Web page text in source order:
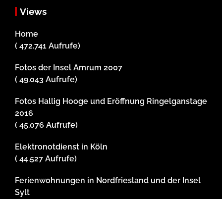
Views
Home
( 472.741 Aufrufe)
Fotos der Insel Amrum 2007
( 49.043 Aufrufe)
Fotos Hallig Hooge und Eröffnung Ringelganstage
2016
( 45.076 Aufrufe)
Elektronotdienst in Köln
( 44.527 Aufrufe)
Ferienwohnungen in Nordfriesland und der Insel
Sylt